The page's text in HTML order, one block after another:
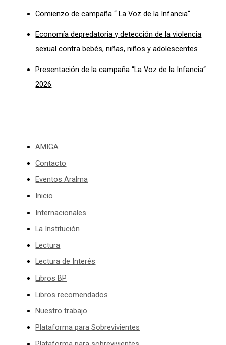
Comienzo de campaña “ La Voz de la Infancia“
Economía depredatoria y detección de la violencia
sexual contra bebés, niñas, niños y adolescentes
Presentación de la campaña “La Voz de la Infancia“
2026
AMIGA
Contacto
Eventos Aralma
Inicio
Internacionales
La Institución
Lectura
Lectura de Interés
Libros BP
Libros recomendados
Nuestro trabajo
Plataforma para Sobrevivientes